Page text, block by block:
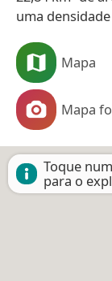
uma
Mapa
Mapa
Toque
para o